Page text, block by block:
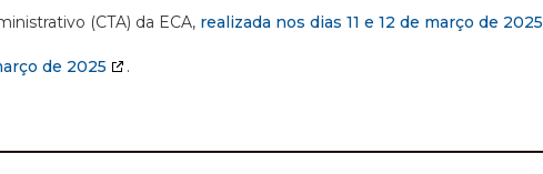
(CTA) da ECA, realizada nos dias 11 e 12 de março de 2025
de 2025 .